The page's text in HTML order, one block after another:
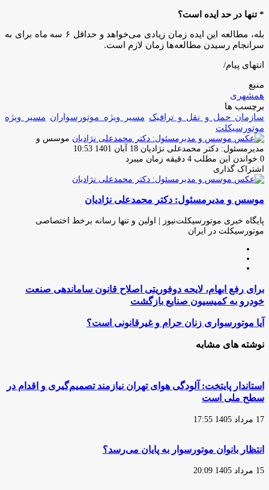
* تنها در حد ایده است؟
بله، مطالعه این ایده زمان زیادی می‌خواهد و حداقل ۶ سه ماه برای به
سرانجام رسیدن مطالعه‌ها زمان لازم است.
انتهای پیام/
منبع
همشهری
برچسب ها
سازمان حمل و نقل و ترافیک مسیر ویژه موتورسواران مسیر ویژه
موتورسیکلت
موسس و
مدیرمسئول: دکتر محمدعلی نژادیان ارسال
ایمیل
18 آبان 1401 10:53
0 خواندن این مطلب 4 دقیقه زمان میبرد
اشتراک گذاری
فیس
توئیتر
لینکدین
واتس
تلگرام
اشتراک
از
ایمیل
چاپ
موسس و مدیرمسئول: دکتر محمدعلی نژادیان
پایگاه خبری موتورسیکلت‌نیوز | اولین و تنها رسانه برخط اختصاصی
موتورسیکلت در ایران
برای
رفع
ابهام،
لایحه
دوفوریتی
قانون
خودرو
به
کمیسیون
بازگشت
برای رفع ابهام، لایحه دوفوریتی اصلاح قانون ساماندهی صنعت
خودرو به کمیسیون صنایع بازگشت
آیا
زنان
حرام
است؟
آیا موتورسواری زنان حرام و غیرقانونی است؟
نوشته های مشابه
استاندار پایتخت: آلودگی هوای تهران نیازمند تصمیم‌گیری و اقدام در
سطح ملی است
17 مرداد 1405 17:55
انتظار بانوان موتورسوار به پایان می‌رسد؟
15 مرداد 1405 20:09